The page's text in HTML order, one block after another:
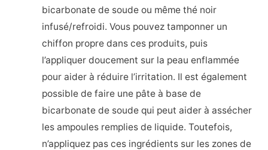
bicarbonate de soude ou même thé noir
infusé/refroidi. Vous pouvez tamponner un
chiffon propre dans ces produits, puis
l’appliquer doucement sur la peau enflammée
pour aider à réduire l’irritation. Il est également
possible de faire une pâte à base de
bicarbonate de soude qui peut aider à assécher
les ampoules remplies de liquide. Toutefois,
n’appliquez pas ces ingrédients sur les zones de